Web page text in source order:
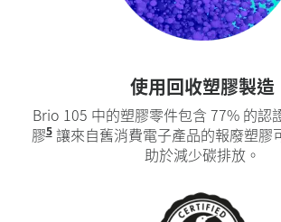
使用回收塑膠製造
Brio 105 中的塑膠零件包含 77% 的認
膠5不包括印刷線路板 (PWA)、麥克風
讓來自舊消費電子產品的報廢塑膠
助於減少碳排放。